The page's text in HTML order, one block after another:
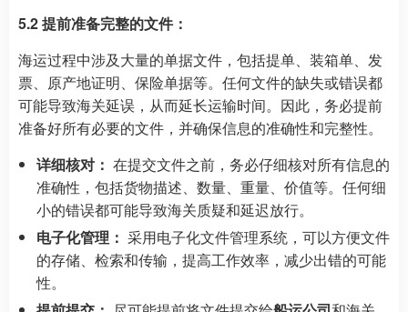
5.2 提前准备完整的文件：
海运过程中涉及大量的单据文件，包括提单、装箱单、发
票、原产地证明、保险单据等。任何文件的缺失或错误都
可能导致海关延误，从而延长运输时间。因此，务必提前
准备好所有必要的文件，并确保信息的准确性和完整性。
详细核对： 在提交文件之前，务必仔细核对所有信息的
准确性，包括货物描述、数量、重量、价值等。任何细
小的错误都可能导致海关质疑和延迟放行。
电子化管理： 采用电子化文件管理系统，可以方便文件
的存储、检索和传输，提高工作效率，减少出错的可能
性。